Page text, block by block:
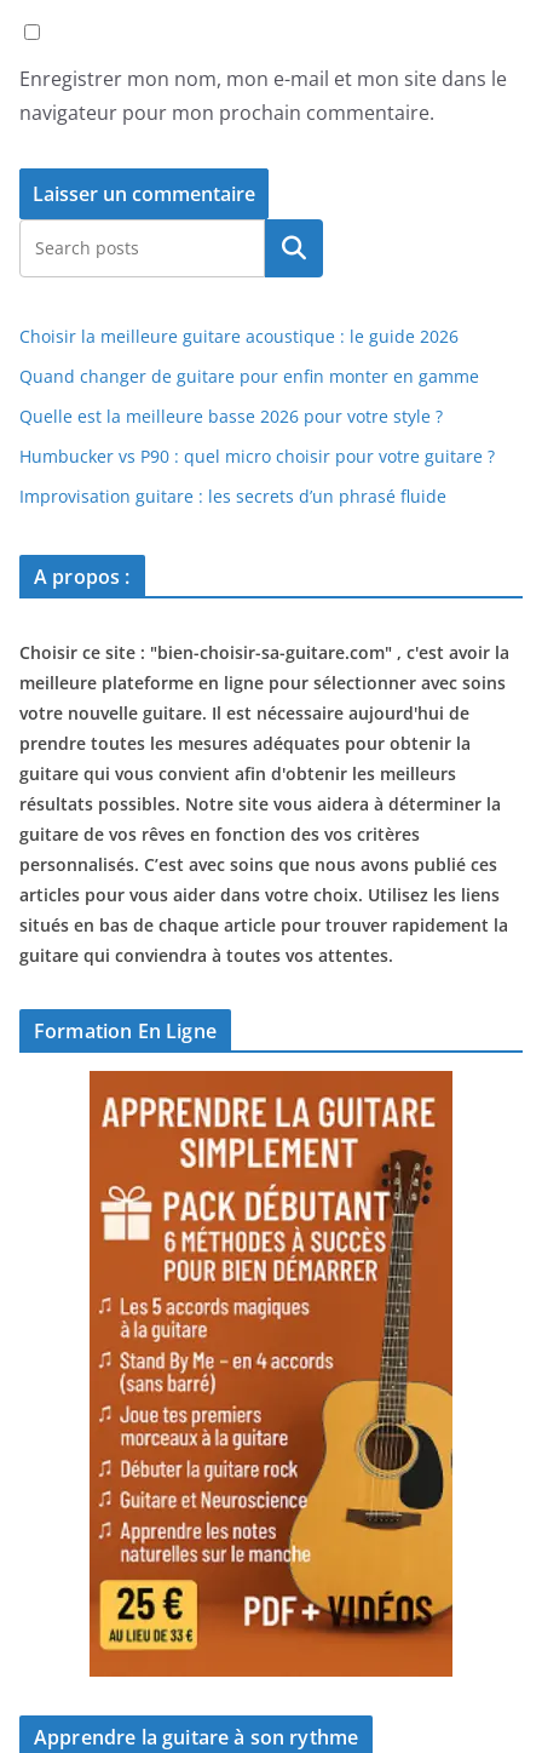
Enregistrer mon nom, mon e-mail et mon site dans le
navigateur pour mon prochain commentaire.
Rechercher
Choisir la meilleure guitare acoustique : le guide 2026
Quand changer de guitare pour enfin monter en gamme
Quelle est la meilleure basse 2026 pour votre style ?
Humbucker vs P90 : quel micro choisir pour votre guitare ?
Improvisation guitare : les secrets d’un phrasé fluide
A propos :
Choisir ce site : "bien-choisir-sa-guitare.com" , c'est avoir la
meilleure plateforme en ligne pour sélectionner avec soins
votre nouvelle guitare. Il est nécessaire aujourd'hui de
prendre toutes les mesures adéquates pour obtenir la
guitare qui vous convient afin d'obtenir les meilleurs
résultats possibles. Notre site vous aidera à déterminer la
guitare de vos rêves en fonction des vos critères
personnalisés. C’est avec soins que nous avons publié ces
articles pour vous aider dans votre choix. Utilisez les liens
situés en bas de chaque article pour trouver rapidement la
guitare qui conviendra à toutes vos attentes.
Formation En Ligne
Apprendre la guitare à son rythme